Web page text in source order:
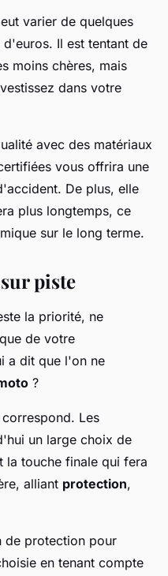
varier de quelques
Il est tentant de
moins chères, mais
dans votre
avec des matériaux
vous offrira une
De plus, elle
plus longtemps, ce
sur le long terme.
piste
la priorité, ne
de votre
a dit que l'on ne
?
Les
un large choix de
la touche finale qui fera
alliant protection,
de protection pour
en tenant compte